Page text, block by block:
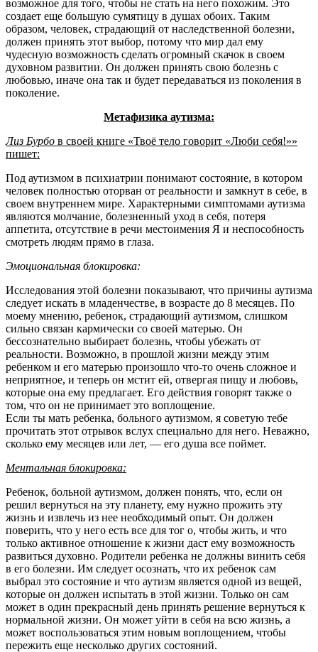
возможное для того, чтобы не стать на него похожим. Это
создает еще большую сумятицу в душах обоих. Таким
образом, человек, страдающий от наследственной болезни,
должен принять этот выбор, потому что мир дал ему
чудесную возможность сделать огромный скачок в своем
духовном развитии. Он должен принять свою болезнь с
любовью, иначе она так и будет передаваться из поколения в
поколение.
Метафизика аутизма:
Лиз Бурбо в своей книге «Твоё тело говорит «Люби себя!»»
пишет:
Под аутизмом в психиатрии понимают состояние, в котором
человек полностью оторван от реальности и замкнут в себе, в
своем внутреннем мире. Характерными симптомами аутизма
являются молчание, болезненный уход в себя, потеря
аппетита, отсутствие в речи местоимения Я и неспособность
смотреть людям прямо в глаза.
Эмоциональная блокировка:
Исследования этой болезни показывают, что причины аутизма
следует искать в младенчестве, в возрасте до 8 месяцев. По
моему мнению, ребенок, страдающий аутизмом, слишком
сильно связан кармически со своей матерью. Он
бессознательно выбирает болезнь, чтобы убежать от
реальности. Возможно, в прошлой жизни между этим
ребенком и его матерью произошло что-то очень сложное и
неприятное, и теперь он мстит ей, отвергая пищу и любовь,
которые она ему предлагает. Его действия говорят также о
том, что он не принимает это воплощение.
Если ты мать ребенка, больного аутизмом, я советую тебе
прочитать этот отрывок вслух специально для него. Неважно,
сколько ему месяцев или лет, — его душа все поймет.
Ментальная блокировка:
Ребенок, больной аутизмом, должен понять, что, если он
решил вернуться на эту планету, ему нужно прожить эту
жизнь и извлечь из нее необходимый опыт. Он должен
поверить, что у него есть все для тог о, чтобы жить, и что
только активное отношение к жизни даст ему возможность
развиться духовно. Родители ребенка не должны винить себя
в его болезни. Им следует осознать, что их ребенок сам
выбрал это состояние и что аутизм является одной из вещей,
которые он должен испытать в этой жизни. Только он сам
может в один прекрасный день принять решение вернуться к
нормальной жизни. Он может уйти в себя на всю жизнь, а
может воспользоваться этим новым воплощением, чтобы
пережить еще несколько других состояний.